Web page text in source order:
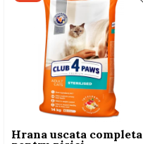
Hrana uscata completa